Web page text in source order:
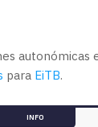
autonómicas
para EiTB.
INFO